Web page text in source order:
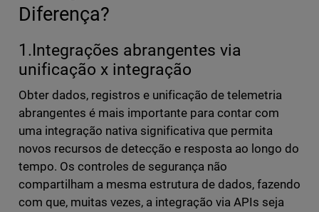
Diferença?
1.Integrações abrangentes via
unificação x integração
Obter dados, registros e unificação de telemetria
abrangentes é mais importante para contar com
uma integração nativa significativa que permita
novos recursos de detecção e resposta ao longo do
tempo. Os controles de segurança não
compartilham a mesma estrutura de dados, fazendo
com que, muitas vezes, a integração via APIs seja